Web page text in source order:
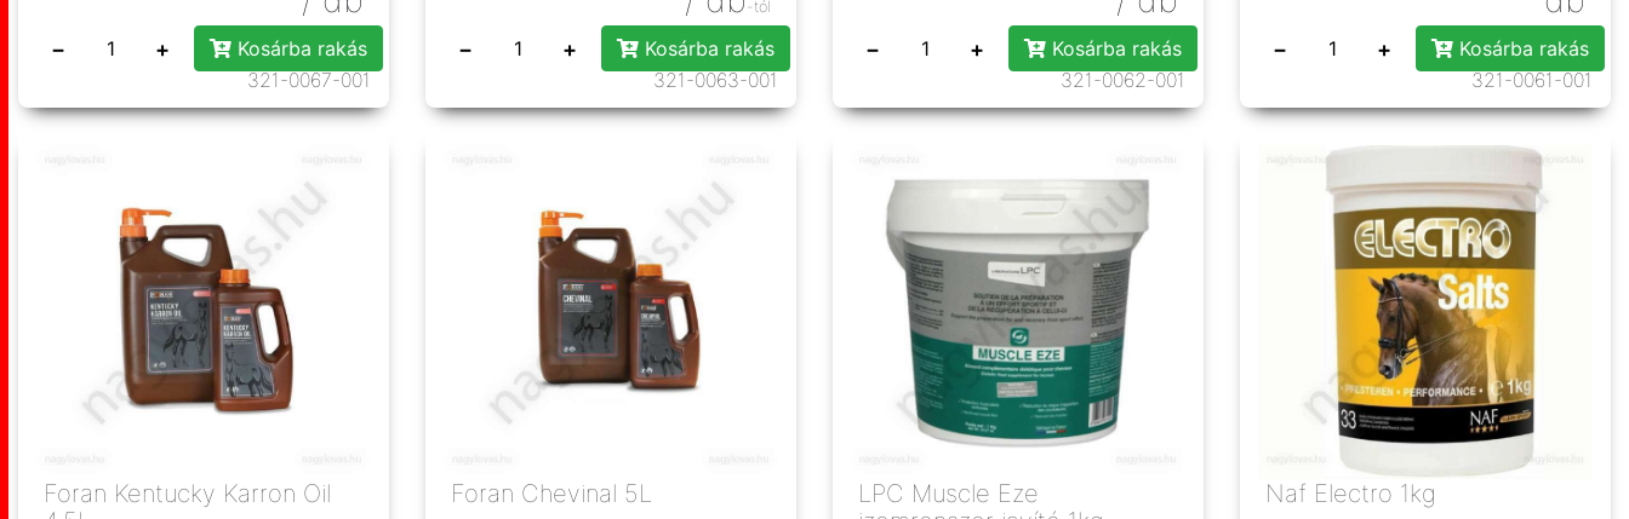
− +
Kosárba rakás
321-0067-001
-tól
− +
Kosárba rakás
321-0063-001
− +
Kosárba rakás
321-0062-001
− +
Kosárba rakás
321-0061-001
Foran Kentucky Karron Oil
Foran Chevinal 5L
LPC Muscle Eze
Naf Electro 1kg